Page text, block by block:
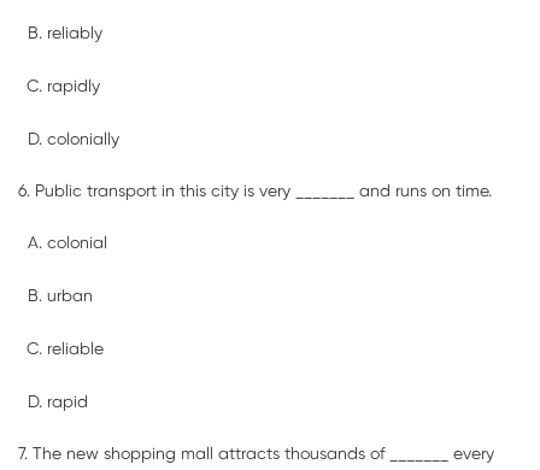
reliably
rapidly
colonially
6. Public transport in this city is very _______ and runs on time.
colonial
urban
reliable
rapid
7. The new shopping mall attracts thousands of _______ every